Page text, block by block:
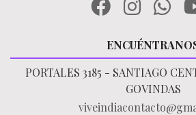
PORTALES 3185 - SANTIAGO
GOVINDAS